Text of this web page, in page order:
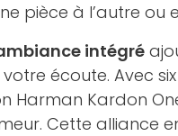
pièce à l’autre ou
intégré
écoute. Avec
Harman Kardon
Cette alliance